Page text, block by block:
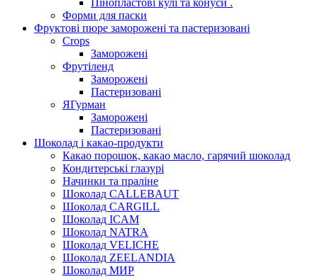
Пінопластові кулі та конуси .
Форми для паски
Фруктові пюре заморожені та пастеризовані
Crops
Заморожені
Фрутіленд
Заморожені
Пастеризовані
ЯГурман
Заморожені
Пастеризовані
Шоколад і какао-продукти
Какао порошок, какао масло, гарячий шоколад
Кондитерські глазурі
Начинки та праліне
Шоколад CALLEBAUT
Шоколад CARGILL
Шоколад ICAM
Шоколад NATRA
Шоколад VELICHE
Шоколад ZEELANDIA
Шоколад МИР